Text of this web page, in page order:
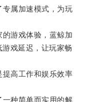
属加速模式，为玩
游戏体验，蓝鲸加
戏延迟，让玩家畅
高工作和娱乐效率
种简单而实用的解